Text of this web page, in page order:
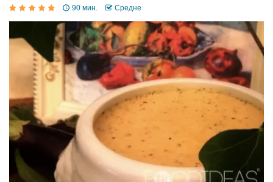
90 мин. Средне